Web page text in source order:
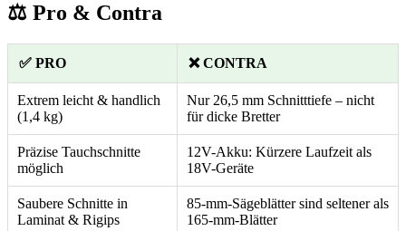
⚖️ Pro & Contra
✅ PRO ❌ CONTRA
Extrem leicht & handlich
(1,4 kg)
Nur 26,5 mm Schnitttiefe – nicht
für dicke Bretter
Präzise Tauchschnitte
möglich
12V-Akku: Kürzere Laufzeit als
18V-Geräte
Saubere Schnitte in
Laminat & Rigips
85-mm-Sägeblätter sind seltener als
165-mm-Blätter